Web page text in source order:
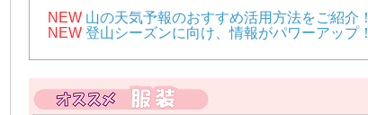
NEW 山の天気予報のおすすめ活用方法をご紹介！
NEW 登山シーズンに向け、情報がパワーアップ！